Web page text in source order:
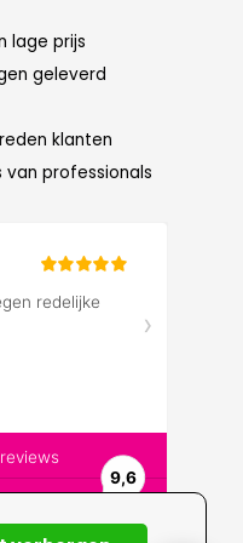
lage prijs
geleverd
klanten
van professionals